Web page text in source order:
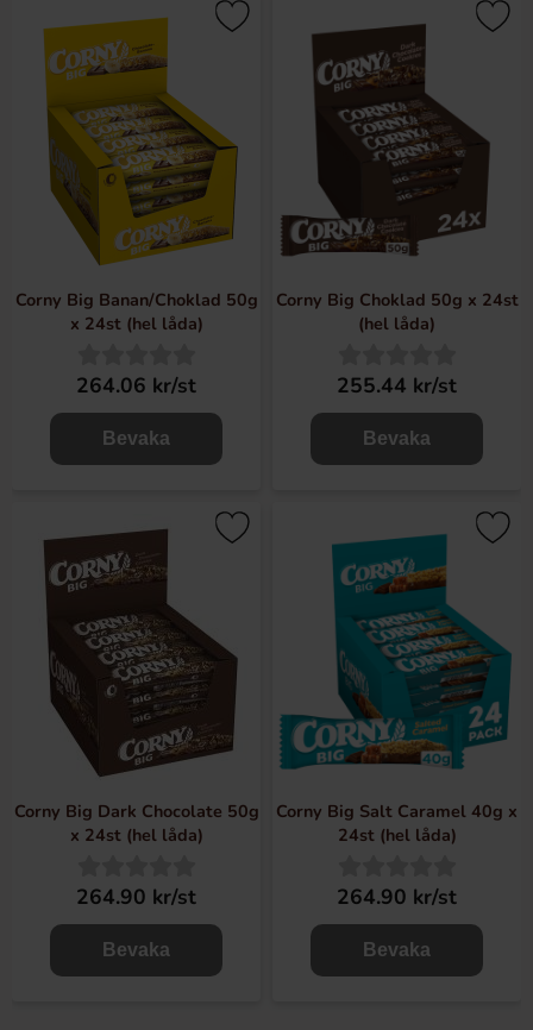
Corny Big Banan/Choklad 50g
x 24st (hel låda)
264.06 kr/st
Bevaka
Corny Big Choklad 50g x 24st
(hel låda)
255.44 kr/st
Bevaka
Corny Big Dark Chocolate 50g
x 24st (hel låda)
264.90 kr/st
Bevaka
Corny Big Salt Caramel 40g x
24st (hel låda)
264.90 kr/st
Bevaka